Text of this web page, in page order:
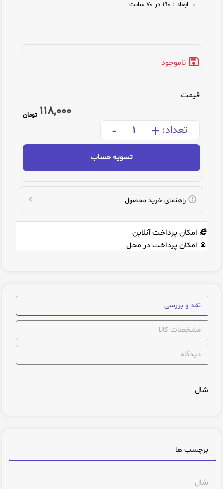
ابعاد :
ناموجود
قیمت
118,000 تومان
تعداد: +
-
تسویه حساب
راهنمای خرید محصول
امکان پرداخت آنلاین
امکان پرداخت در محل
نقد و بررسی
مشخصات کالا
دیدگاه
شال
برچسب ها
شال